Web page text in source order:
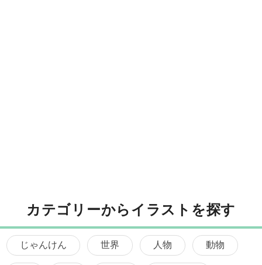
カテゴリーからイラストを探す
じゃんけん 世界 人物 動物